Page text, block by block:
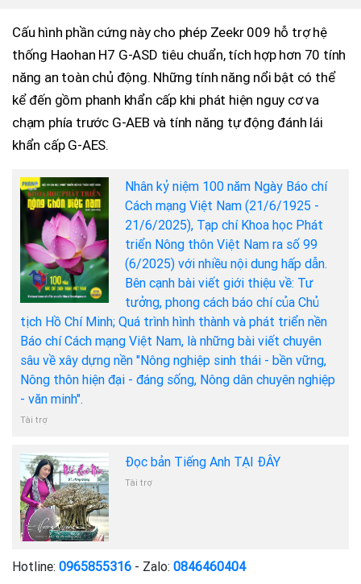
Cấu hình phần cứng này cho phép Zeekr 009 hỗ trợ hệ
thống Haohan H7 G-ASD tiêu chuẩn, tích hợp hơn 70 tính
năng an toàn chủ động. Những tính năng nổi bật có thể
kể đến gồm phanh khẩn cấp khi phát hiện nguy cơ va
chạm phía trước G-AEB và tính năng tự động đánh lái
khẩn cấp G-AES.
Nhân kỷ niệm 100 năm Ngày Báo chí
Cách mạng Việt Nam (21/6/1925 -
21/6/2025), Tạp chí Khoa học Phát
triển Nông thôn Việt Nam ra số 99
(6/2025) với nhiều nội dung hấp dẫn.
Bên cạnh bài viết giới thiệu về: Tư
tưởng, phong cách báo chí của Chủ
tịch Hồ Chí Minh; Quá trình hình thành và phát triển nền
Báo chí Cách mạng Việt Nam, là những bài viết chuyên
sâu về xây dựng nền "Nông nghiệp sinh thái - bền vững,
Nông thôn hiện đại - đáng sống, Nông dân chuyên nghiệp
- văn minh".
Tài trợ
Đọc bản Tiếng Anh TẠI ĐÂY
Tài trợ
Hotline: 0965855316 - Zalo: 0846460404